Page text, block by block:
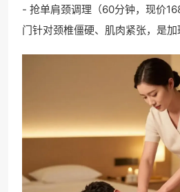
- 抢单肩颈调理（60分钟，现价
门针对颈椎僵硬、肌肉紧张，是加